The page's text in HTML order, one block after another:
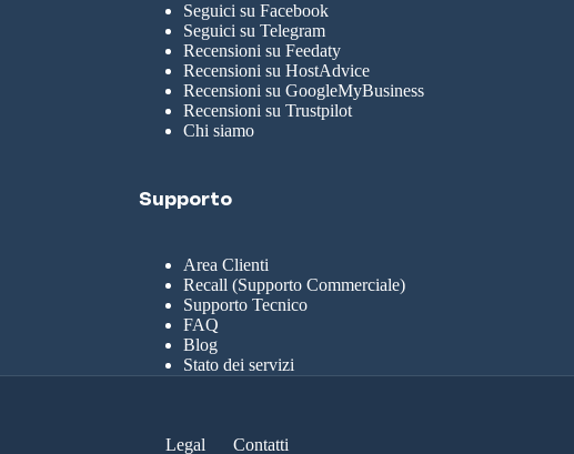
Seguici su Facebook
Seguici su Telegram
Recensioni su Feedaty
Recensioni su HostAdvice
Recensioni su GoogleMyBusiness
Recensioni su Trustpilot
Chi siamo
Supporto
Area Clienti
Recall (Supporto Commerciale)
Supporto Tecnico
FAQ
Blog
Stato dei servizi
Legal Contatti